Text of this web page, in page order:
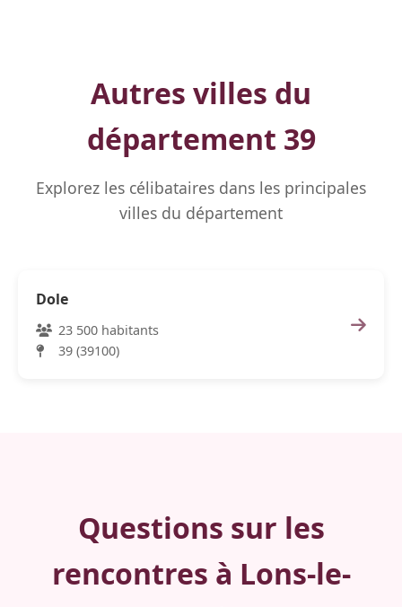
Autres villes du
département 39
Explorez les célibataires dans les principales
villes du département
Dole
23 500 habitants
39 (39100)
Questions sur les
rencontres à Lons-le-